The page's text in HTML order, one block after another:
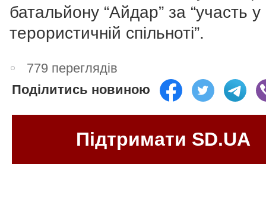
батальйону “Айдар” за “участь у
терористичній спільноті”.
779 переглядів
Поділитись новиною
Підтримати SD.UA